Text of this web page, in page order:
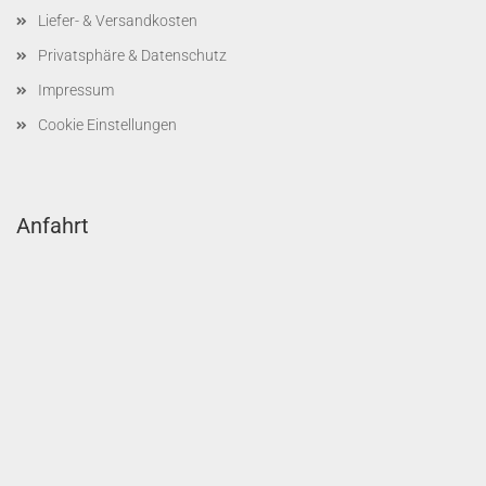
Liefer- & Versandkosten
Privatsphäre & Datenschutz
Impressum
Cookie Einstellungen
Anfahrt